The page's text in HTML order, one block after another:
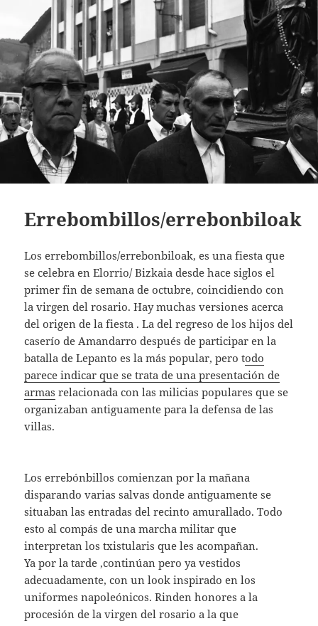
Errebombillos/errebonbiloak
Los errebombillos/errebonbiloak, es una fiesta que
se celebra en Elorrio/ Bizkaia desde hace siglos el
primer fin de semana de octubre, coincidiendo con
la virgen del rosario. Hay muchas versiones acerca
del origen de la fiesta . La del regreso de los hijos del
caserío de Amandarro después de participar en la
batalla de Lepanto es la más popular, pero todo
parece indicar que se trata de una presentación de
armas relacionada con las milicias populares que se
organizaban antiguamente para la defensa de las
villas.
Los errebónbillos comienzan por la mañana
disparando varias salvas donde antiguamente se
situaban las entradas del recinto amurallado. Todo
esto al compás de una marcha militar que
interpretan los txistularis que les acompañan.
Ya por la tarde ,continúan pero ya vestidos
adecuadamente, con un look inspirado en los
uniformes napoleónicos. Rinden honores a la
procesión de la virgen del rosario a la que